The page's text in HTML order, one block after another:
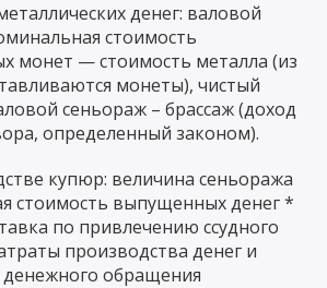
денег: валовой
стоимость
монет — стоимость металла (из
монеты), чистый
сеньораж – брассаж (доход
определенный законом).
купюр: величина сеньоража
стоимость выпущенных денег *
по привлечению ссудного
производства денег и
обращения